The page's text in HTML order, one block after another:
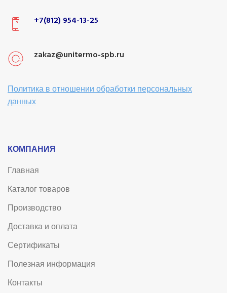
+7(812) 954-13-25
zakaz@unitermo-spb.ru
Политика в отношении обработки персональных
данных
КОМПАНИЯ
Главная
Каталог товаров
Производство
Доставка и оплата
Сертификаты
Полезная информация
Контакты